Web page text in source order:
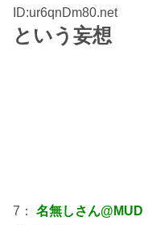
ID:ur6qnDm80.net
という妄想
7： 名無しさん@MUD